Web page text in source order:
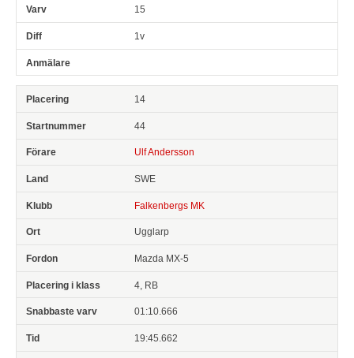
15
1v
14
44
Ulf Andersson
SWE
Falkenbergs MK
Ugglarp
Mazda MX-5
4, RB
01:10.666
19:45.662